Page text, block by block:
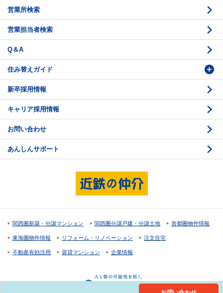
相続と不動産
不動産投資のQ＆A
法人営業センター紹介
鑑定評価の流れ
お問い合わせ・ご相談
鑑定センター紹介
営業所検索
営業担当者検索
Q＆A
住み替えガイド
価格査定
媒介契約
売却活動
売却諸費用
住宅ローンの種類
返済計画
購入のスケジュール
物件資料の読み方 1
物件資料の読み方 2
現地見学のポイント
決済と引渡し 2
新卒採用情報
キャリア採用情報
お問い合わせ
あんしんサポート
関西圏新築・分譲マンション 関西圏分譲戸建・分譲土地 首都圏物件情報
東海圏物件情報 リフォーム・リノベーション 注文住宅
不動産有効活用 賃貸マンション 企業情報